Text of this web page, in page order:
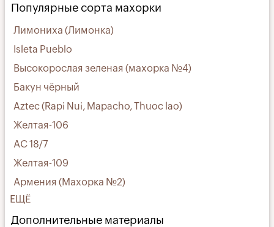
Популярные сорта махорки
Лимониха (Лимонка)
Isleta Pueblo
Высокорослая зеленая (махорка №4)
Бакун чёрный
Aztec (Rapi Nui, Mapacho, Thuoc lao)
Желтая-106
АС 18/7
Желтая-109
Армения (Махорка №2)
ЕЩЁ
Дополнительные материалы